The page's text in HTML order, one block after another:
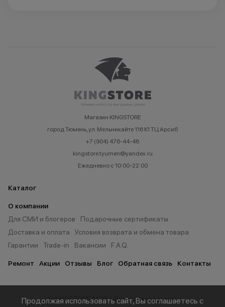
Магазин KINGSTORE
город Тюмень, ул. Мельникайте 116 К1 ТЦ Арсиб
+7 (904) 476-44-46
kingstore.tyumen@yandex.ru
Ежедневно с 10:00-22:00
Каталог
О компании
Для СМИ и блогеров
Подарочные сертификаты
Доставка и оплата
Условия возврата и обмена товара
Гарантии
Trade-in Вакансии F.A.Q.
Ремонт Акции Отзывы Блог Обратная связь Контакты
© KINGSTORE 2026 г. Все права защищены.
Продолжая использовать сайт, Вы соглашаетесь с